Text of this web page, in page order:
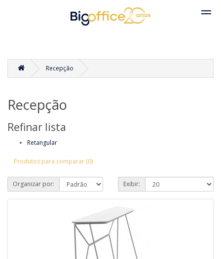
Recepção
Recepção
Refinar lista
Retangular
Produtos para comparar (0)
Organizar por: Exibir: